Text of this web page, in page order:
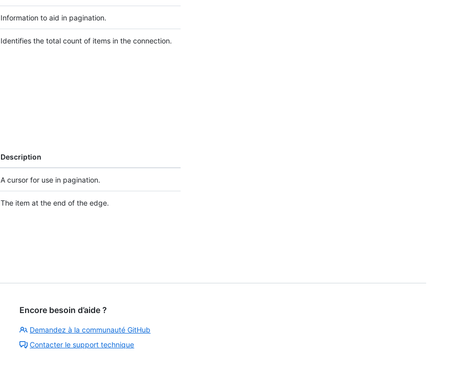
Information to aid in pagination.
Identifies the total count of items in the connection.
Description
A cursor for use in pagination.
The item at the end of the edge.
Encore besoin d’aide ?
Demandez à la communauté GitHub
Contacter le support technique